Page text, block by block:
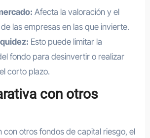
Afecta la valoración y el
las empresas en las que invierte.
Esto puede limitar la
fondo para desinvertir o realizar
corto plazo.
con otros
con otros fondos de capital riesgo, el